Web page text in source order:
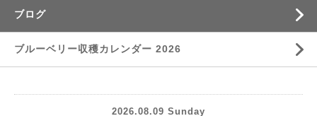
ブログ
ブルーベリー収穫カレンダー 2026
2026.08.09 Sunday